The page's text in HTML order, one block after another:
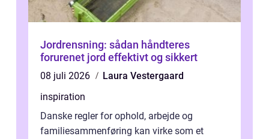
Jordrensning: sådan håndteres
forurenet jord effektivt og sikkert
08 juli 2026
Laura Vestergaard
inspiration
Danske regler for ophold, arbejde og
familiesammenføring kan virke som et